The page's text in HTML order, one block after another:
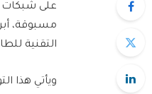
على شبكات
مسبوقة،
التقنية
ويأتي هذا